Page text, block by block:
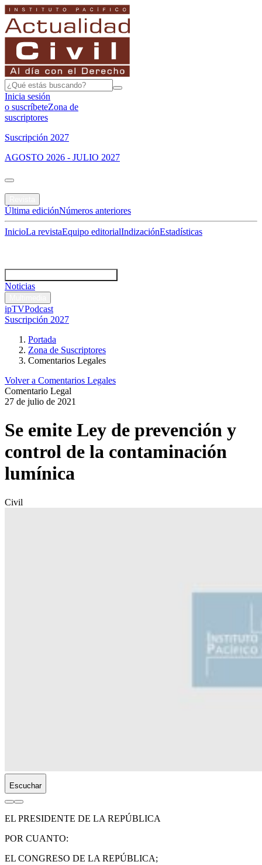
Inicia sesión
o suscríbeteZona de
suscriptores
Suscripción 2027
AGOSTO 2026 - JULIO 2027
Última ediciónNúmeros anteriores
InicioLa revistaEquipo editorialIndizaciónEstadísticas
Noticias
ipTVPodcast
Suscripción 2027
Portada
Zona de Suscriptores
Comentarios Legales
Volver a Comentarios Legales
Comentario Legal
27 de julio de 2021
Se emite Ley de prevención y
control de la contaminación
lumínica
Civil
Escuchar
EL PRESIDENTE DE LA REPÚBLICA
POR CUANTO:
EL CONGRESO DE LA REPÚBLICA;